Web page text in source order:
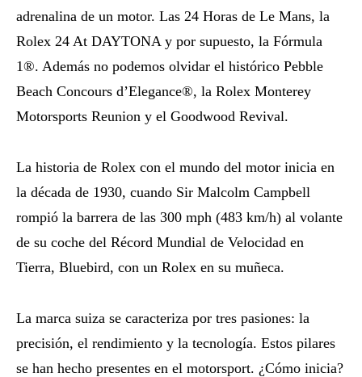
adrenalina de un motor. Las 24 Horas de Le Mans, la
Rolex 24 At DAYTONA y por supuesto, la Fórmula
1®. Además no podemos olvidar el histórico Pebble
Beach Concours d’Elegance®, la Rolex Monterey
Motorsports Reunion y el Goodwood Revival.
La historia de Rolex con el mundo del motor inicia en
la década de 1930, cuando Sir Malcolm Campbell
rompió la barrera de las 300 mph (483 km/h) al volante
de su coche del Récord Mundial de Velocidad en
Tierra, Bluebird, con un Rolex en su muñeca.
La marca suiza se caracteriza por tres pasiones: la
precisión, el rendimiento y la tecnología. Estos pilares
se han hecho presentes en el motorsport. ¿Cómo inicia?